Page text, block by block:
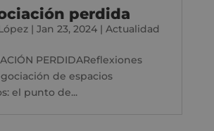
perdida
| Jan 23, 2024| Actualidad
PERDIDAReflexiones
de espacios
el punto de...